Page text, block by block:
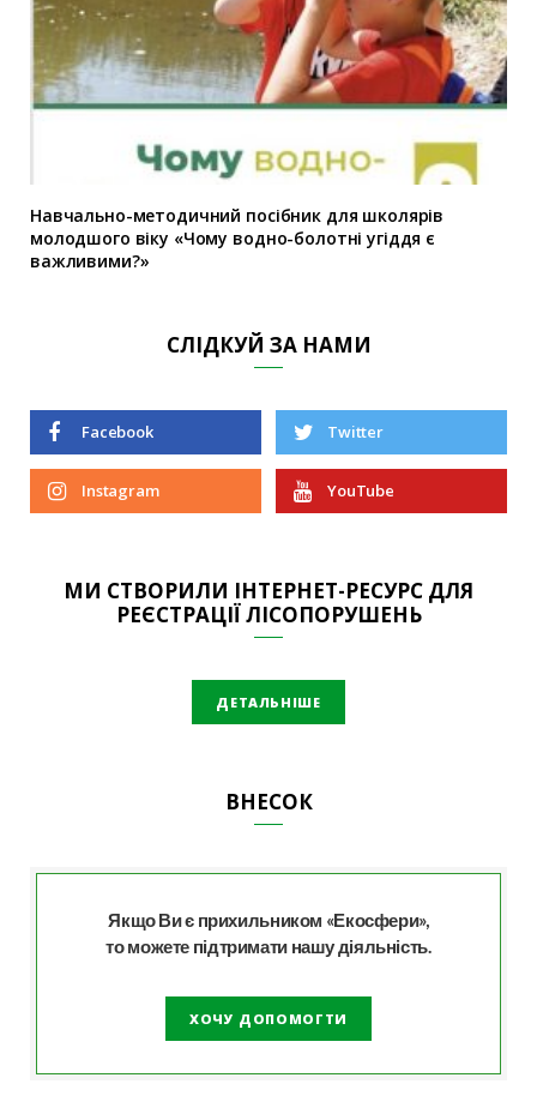
Навчально-методичний посібник для школярів
молодшого віку «Чому водно-болотні угіддя є
важливими?»
СЛІДКУЙ ЗА НАМИ
Facebook Twitter
Instagram YouTube
МИ СТВОРИЛИ ІНТЕРНЕТ-РЕСУРС ДЛЯ
РЕЄСТРАЦІЇ ЛІСОПОРУШЕНЬ
ДЕТАЛЬНІШЕ
ВНЕСОК
Якщо Ви є прихильником «Екосфери»,
то можете підтримати нашу діяльність.
ХОЧУ ДОПОМОГТИ